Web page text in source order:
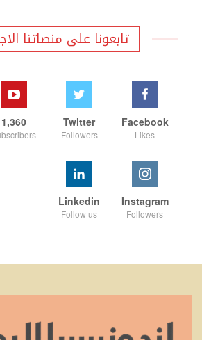
تابعونا على منصاتنا
Facebook
Likes
Twitter
Followers
1,360
Instagram
Followers
Linkedin
Follow us